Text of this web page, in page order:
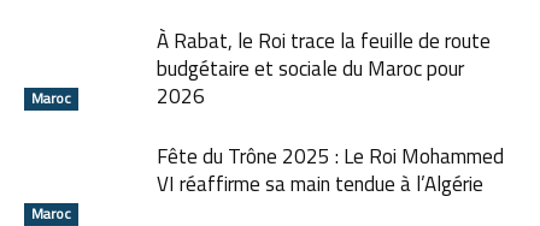
Maroc
À Rabat, le Roi trace la feuille de route
budgétaire et sociale du Maroc pour
2026
Maroc
Fête du Trône 2025 : Le Roi Mohammed
VI réaffirme sa main tendue à l’Algérie